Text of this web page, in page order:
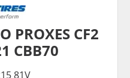
PROXES CF2
CBB70
81V